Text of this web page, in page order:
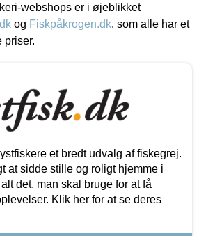
webshops er i øjeblikket
og Fiskpåkrogen.dk, som alle har et
priser.
et bredt udvalg af fiskegrej.
at sidde stille og roligt hjemme i
det, man skal bruge for at få
Klik her for at se deres